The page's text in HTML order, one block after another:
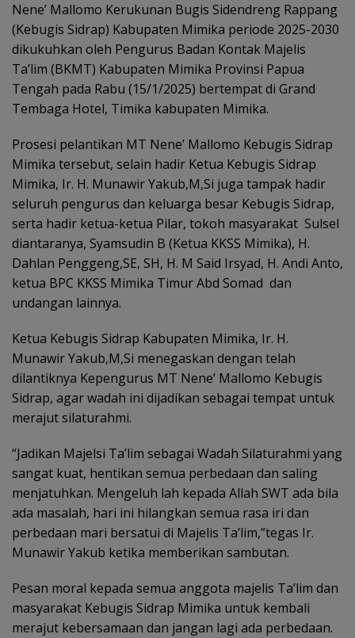
Nene’ Mallomo Kerukunan Bugis Sidendreng Rappang
(Kebugis Sidrap) Kabupaten Mimika periode 2025-2030
dikukuhkan oleh Pengurus Badan Kontak Majelis
Ta’lim (BKMT) Kabupaten Mimika Provinsi Papua
Tengah pada Rabu (15/1/2025) bertempat di Grand
Tembaga Hotel, Timika kabupaten Mimika.
Prosesi pelantikan MT Nene’ Mallomo Kebugis Sidrap
Mimika tersebut, selain hadir Ketua Kebugis Sidrap
Mimika, Ir. H. Munawir Yakub,M,Si juga tampak hadir
seluruh pengurus dan keluarga besar Kebugis Sidrap,
serta hadir ketua-ketua Pilar, tokoh masyarakat Sulsel
diantaranya, Syamsudin B (Ketua KKSS Mimika), H.
Dahlan Penggeng,SE, SH, H. M Said Irsyad, H. Andi Anto,
ketua BPC KKSS Mimika Timur Abd Somad dan
undangan lainnya.
Ketua Kebugis Sidrap Kabupaten Mimika, Ir. H.
Munawir Yakub,M,Si menegaskan dengan telah
dilantiknya Kepengurus MT Nene’ Mallomo Kebugis
Sidrap, agar wadah ini dijadikan sebagai tempat untuk
merajut silaturahmi.
“Jadikan Majelsi Ta’lim sebagai Wadah Silaturahmi yang
sangat kuat, hentikan semua perbedaan dan saling
menjatuhkan. Mengeluh lah kepada Allah SWT ada bila
ada masalah, hari ini hilangkan semua rasa iri dan
perbedaan mari bersatui di Majelis Ta’lim,”tegas Ir.
Munawir Yakub ketika memberikan sambutan.
Pesan moral kepada semua anggota majelis Ta’lim dan
masyarakat Kebugis Sidrap Mimika untuk kembali
merajut kebersamaan dan jangan lagi ada perbedaan.